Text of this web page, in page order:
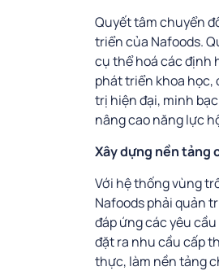
Quyết tâm chuyển
triển của Nafoods.
cụ thể hoá các định
phát triển khoa học,
trị hiện đại, minh
nâng cao năng lực
Xây dựng nền tảng
Với hệ thống vùng
Nafoods phải quản
đáp ứng các yêu
đặt ra nhu cầu cấp
thực, làm nền tảng